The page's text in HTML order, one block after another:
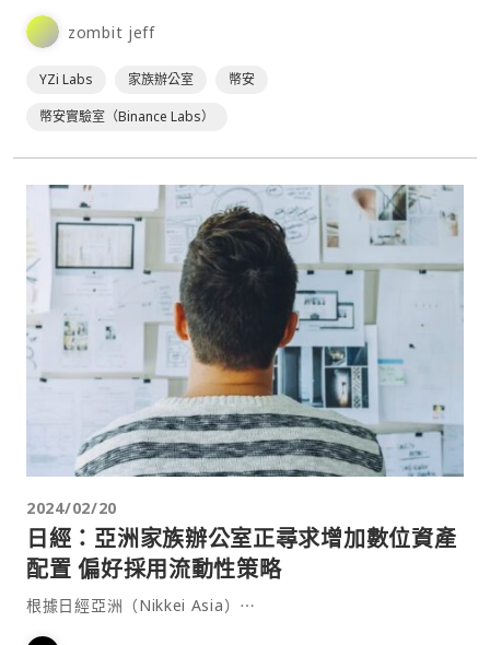
zombit jeff
YZi Labs 家族辦公室
幣安
幣安實驗室（Binance Labs）
2024/02/20
日經：亞洲家族辦公室正尋求增加數位資產
配置 偏好採用流動性策略
根據日經亞洲（Nikkei Asia）⋯